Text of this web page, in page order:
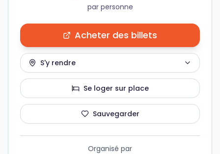
par personne
Acheter des billets
S'y rendre
Se loger sur place
Sauvegarder
Organisé par